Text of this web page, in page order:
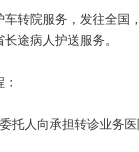
车转院服务，发往全国
途病人护送服务。
托人向承担转诊业务